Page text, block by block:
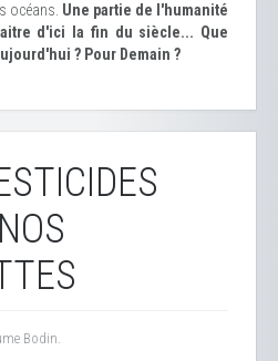
océans. Une partie de l'humanité
d'ici la fin du siècle... Que
? Pour Demain ?
Bodin.